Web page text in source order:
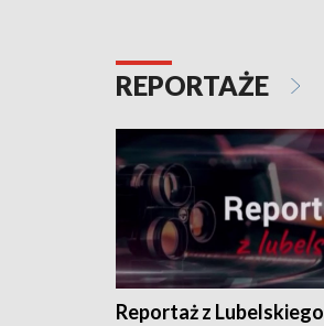
REPORTAŻE
Reportaż z Lubelskiego